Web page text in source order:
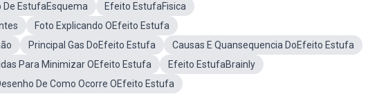
De EstufaEsquema
Efeito EstufaFisica
Foto Explicando OEfeito Estufa
Principal Gas DoEfeito Estufa
Causas E Quansequencia DoEfeito Estufa
Para Minimizar OEfeito Estufa
Efeito EstufaBrainly
De Como Ocorre OEfeito Estufa